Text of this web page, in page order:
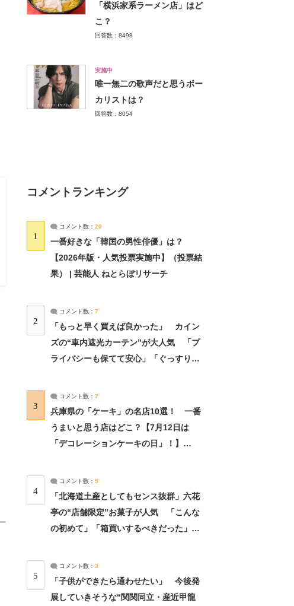
「横浜家系ラーメン店」はど
こ？
回答数：8498
実施中
唯一無二の歌声だと思うボー
カリストは？
回答数：8054
コメントランキング
1
コメント数： 20
一番好きな「韓国の男性俳優」は？
【2026年版・人気投票実施中】（投票結
果） | 芸能人 ねとらぼリサーチ
2
コメント数： 7
「もっと早く買えば良かった」 カイン
ズの“車内遮光カーテン”が大人気 「プ
ライバシーも保てて安心」「ぐっすり眠
3
コメント数： 7
兵庫県の「ケーキ」の名店10選！ 一番
うまいと思う店はどこ？【7月12日は
「デコレーションケーキの日」！】
4
コメント数： 5
「北海道土産としてもセンス抜群」六花
亭の“店舗限定”お菓子が人気 「こんな
の初めて」「箱買いするべきだった」
5
コメント数： 3
「子供ができたら通わせたい」 今後発
展していきそうな“関関同立・産近甲龍